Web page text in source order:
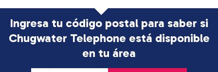
Ingresa tu código postal para saber si
Chugwater Telephone está disponible
en tu área